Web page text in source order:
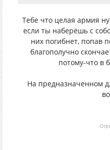
Тебе что целая армия
если ты наберёшь с
них погибнет, попав
благополучно
потому-что в
На предназначенном